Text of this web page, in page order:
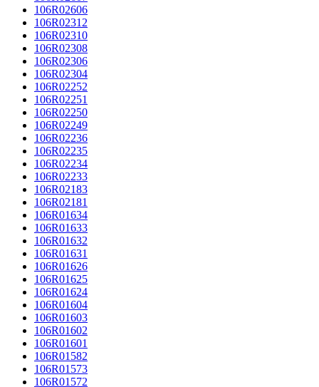
106R02606
106R02312
106R02310
106R02308
106R02306
106R02304
106R02252
106R02251
106R02250
106R02249
106R02236
106R02235
106R02234
106R02233
106R02183
106R02181
106R01634
106R01633
106R01632
106R01631
106R01626
106R01625
106R01624
106R01604
106R01603
106R01602
106R01601
106R01582
106R01573
106R01572